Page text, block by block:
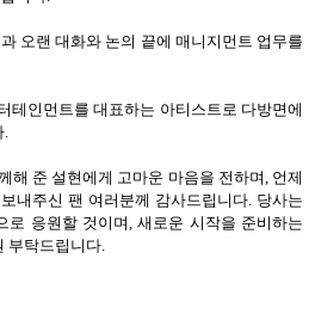
오랜 대화와 논의 끝에 매니지먼트 업무를
테인먼트를 대표하는 아티스트로 다방면에
.
해 준 설현에게 고마운 마음을 전하며, 언제
내주신 팬 여러분께 감사드립니다. 당사는
로 응원할 것이며, 새로운 시작을 준비하는
부탁드립니다.